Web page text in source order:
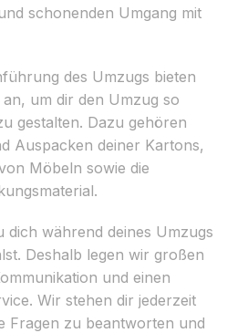
schonenden Umgang mit
des Umzugs bieten
um dir den Umzug so
gestalten. Dazu gehören
Auspacken deiner Kartons,
Möbeln sowie die
dich während deines Umzugs
Deshalb legen wir großen
und einen
Wir stehen dir jederzeit
Fragen zu beantworten und